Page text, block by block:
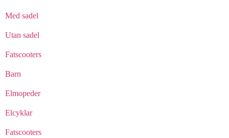
Med sadel
Utan sadel
Fatscooters
Barn
Elmopeder
Elcyklar
Fatscooters